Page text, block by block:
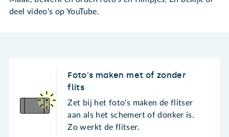
deel video's op YouTube.
Foto's maken met of zonder
flits
Zet bij het foto's maken de flitser
aan als het schemert of donker is.
Zo werkt de flitser.